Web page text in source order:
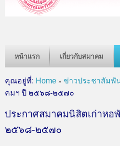
หน้าแรก เกี่ยวกับสมาคม
คุณอยู่ที่: Home ข่าวประชาสัมพั
คมฯ ปี ๒๕๖๘-๒๕๗๐
ประกาศสมาคมนิสิตเก่าหอ
๒๕๖๘-๒๕๗๐